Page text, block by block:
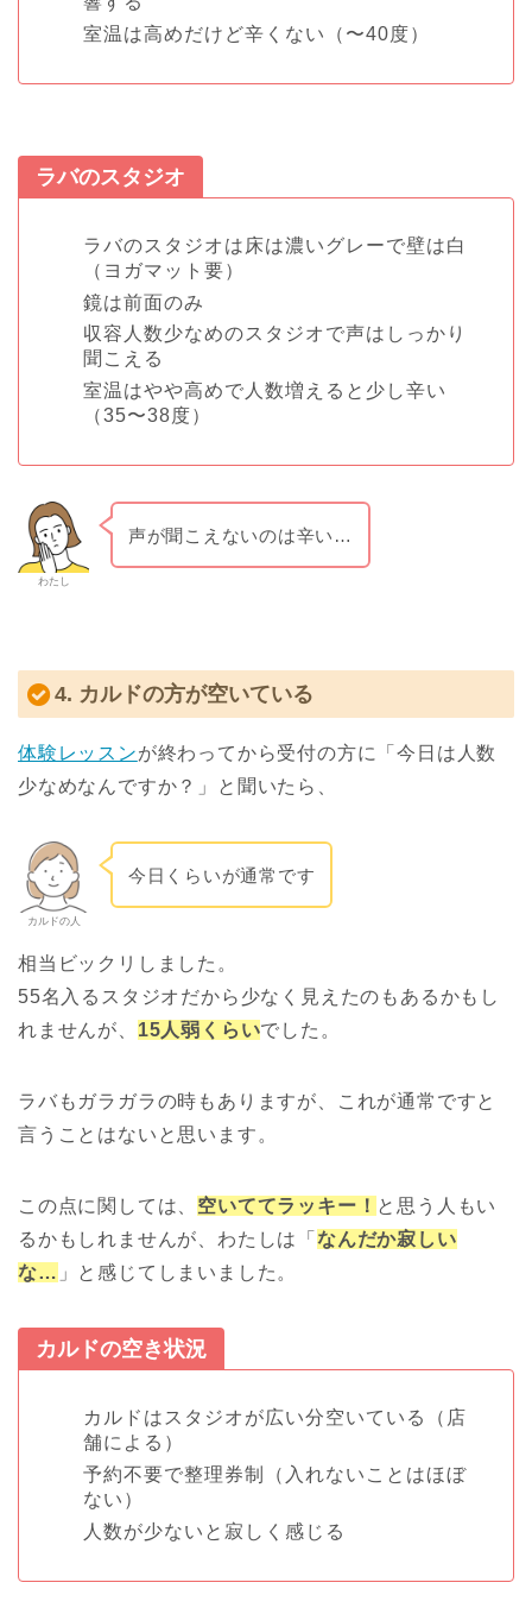
室温は高めだけど辛くない（〜40度）
ラバのスタジオ
ラバのスタジオは床は濃いグレーで壁は白
（ヨガマット要）
鏡は前面のみ
収容人数少なめのスタジオで声はしっかり
聞こえる
室温はやや高めで人数増えると少し辛い
（35〜38度）
わたし
声が聞こえないのは辛い…
4. カルドの方が空いている
体験レッスンが終わってから受付の方に「今日は人数
少なめなんですか？」と聞いたら、
カルドの人
今日くらいが通常です
相当ビックリしました。
55名入るスタジオだから少なく見えたのもあるかもし
れませんが、 15人弱くらいでした。
ラバもガラガラの時もありますが、これが通常ですと
言うことはないと思います。
この点に関しては、 空いててラッキー！ と思う人もい
るかもしれませんが、わたしは「なんだか寂しい
な… 」と感じてしまいました。
カルドの空き状況
カルドはスタジオが広い分空いている（店
舗による）
予約不要で整理券制（入れないことはほぼ
ない）
人数が少ないと寂しく感じる